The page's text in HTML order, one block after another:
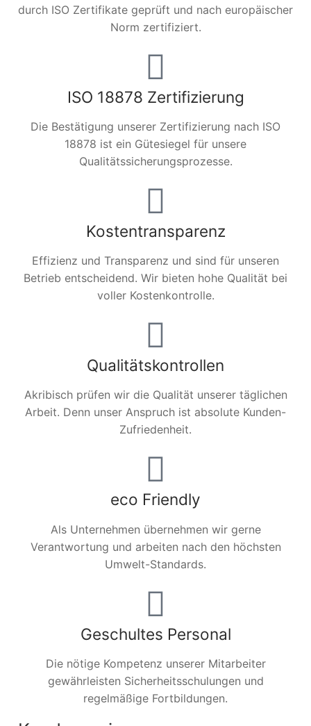
durch ISO Zertifikate geprüft und nach europäischer
Norm zertifiziert.
ISO 18878 Zertifizierung
Die Bestätigung unserer Zertifizierung nach ISO
18878 ist ein Gütesiegel für unsere
Qualitätssicherungsprozesse.
Kostentransparenz
Effizienz und Transparenz und sind für unseren
Betrieb entscheidend. Wir bieten hohe Qualität bei
voller Kostenkontrolle.
Qualitätskontrollen
Akribisch prüfen wir die Qualität unserer täglichen
Arbeit. Denn unser Anspruch ist absolute Kunden-
Zufriedenheit.
eco Friendly
Als Unternehmen übernehmen wir gerne
Verantwortung und arbeiten nach den höchsten
Umwelt-Standards.
Geschultes Personal
Die nötige Kompetenz unserer Mitarbeiter
gewährleisten Sicherheitsschulungen und
regelmäßige Fortbildungen.